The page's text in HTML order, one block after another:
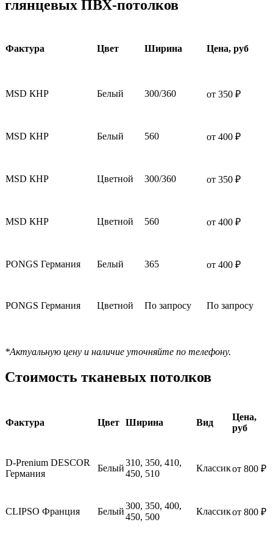
глянцевых ПВХ-потолков
Фактура Цвет Ширина Цена, руб
MSD КНР Белый 300/360 от 350 ₽
MSD КНР Белый 560 от 400 ₽
MSD КНР Цветной 300/360 от 350 ₽
MSD КНР Цветной 560 от 400 ₽
PONGS Германия Белый 365 от 400 ₽
PONGS Германия Цветной По запросу По запросу
*Актуальную цену и наличие уточняйте по телефону.
Стоимость тканевых потолков
Фактура Цвет Ширина Вид
Цена,
руб
D-Prenium DESCOR
Германия
Белый
310, 350, 410,
450, 510
Классикот 800 ₽
CLIPSO Франция Белый
300, 350, 400,
450, 500
Классикот 800 ₽